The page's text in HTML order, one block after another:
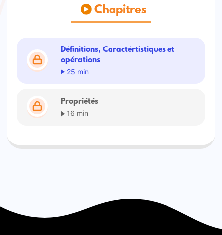
Chapitres
Définitions, Caractértistiques et
opérations
25 min
Propriétés
16 min